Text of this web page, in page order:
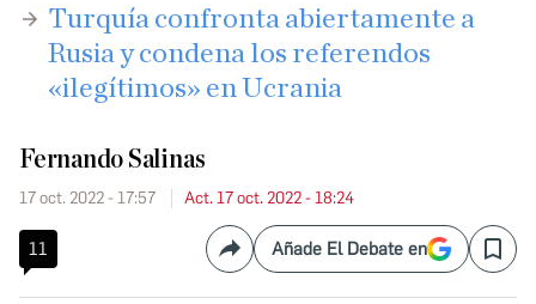
Turquía confronta abiertamente a
Rusia y condena los referendos
«ilegítimos» en Ucrania
Fernando Salinas
17 oct. 2022 - 17:57 Act. 17 oct. 2022 - 18:24
11 CompartirAñade El Debate en Save